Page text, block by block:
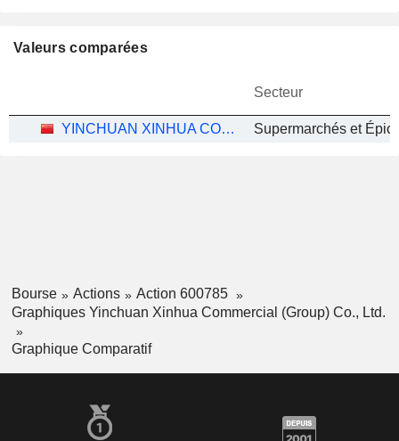
Valeurs comparées
Secteur
YINCHUAN XINHUA COMMERCIAL (GROUP) CO., LTD. Supermarchés et
Bourse Actions
Action 600785
Graphiques Yinchuan Xinhua Commercial (Group) Co., Ltd.
Graphique Comparatif